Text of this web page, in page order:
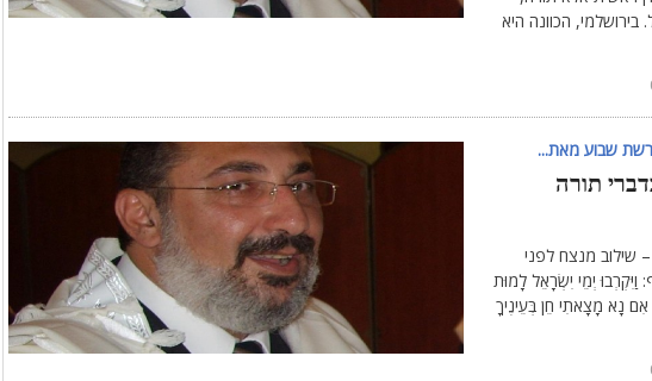
הכוונה היא
שבוע מאת...
תורה
שילוב מנצח לפני
יְמֵי יִשְׂרָאֵל לָמוּת
אִם נָא מָצָאתִי חֵן בְּעֵינֶיךָ